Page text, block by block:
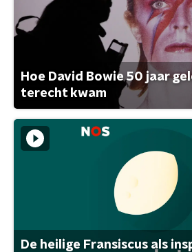
Hoe David Bowie 50 jaar
terecht kwam
De heilige Fransiscus als